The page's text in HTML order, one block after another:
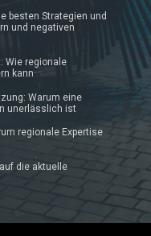
besten Strategien und
und negativen
Wie regionale
kann
Warum eine
unerlässlich ist
regionale Expertise
die aktuelle